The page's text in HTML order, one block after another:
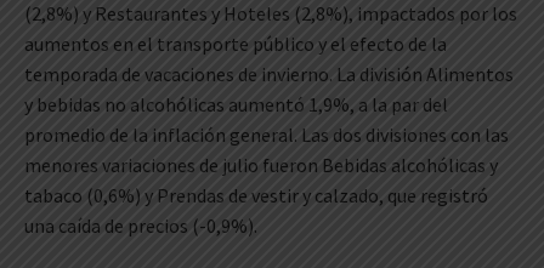
(2,8%) y Restaurantes y Hoteles (2,8%), impactados por los
aumentos en el transporte público y el efecto de la
temporada de vacaciones de invierno. La división Alimentos
y bebidas no alcohólicas aumentó 1,9%, a la par del
promedio de la inflación general. Las dos divisiones con las
menores variaciones de julio fueron Bebidas alcohólicas y
tabaco (0,6%) y Prendas de vestir y calzado, que registró
una caída de precios (-0,9%).